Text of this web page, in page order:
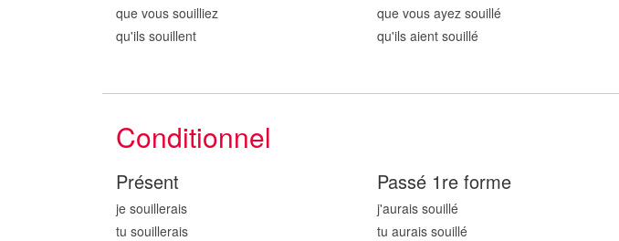
que vous souilliez
qu'ils souillent
que vous ayez souillé
qu'ils aient souillé
Conditionnel
Présent
je souillerais
tu souillerais
Passé 1re forme
j'aurais souillé
tu aurais souillé